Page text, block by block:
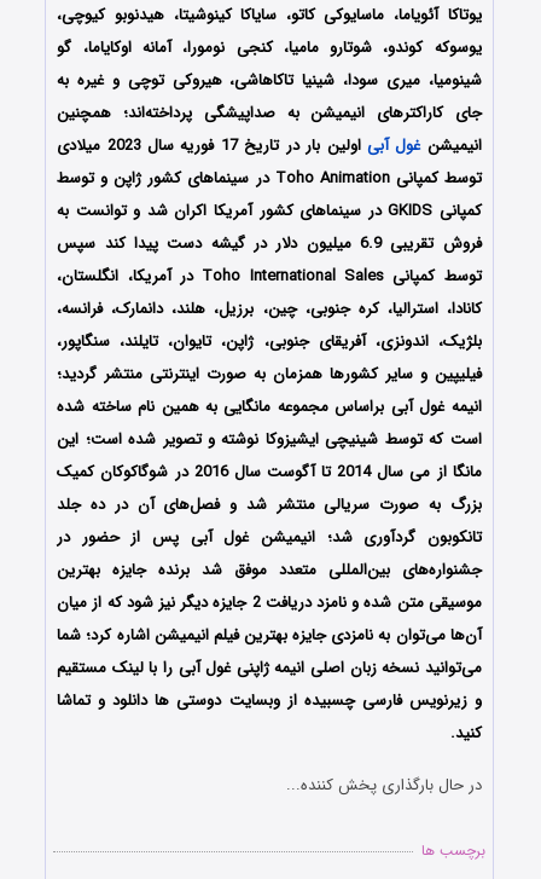
یوتاکا آئویاما، ماسایوکی کاتو، سایاکا کینوشیتا، هیدنوبو کیوچی،
یوسوکه کوندو، شوتارو مامیا، کنجی نومورا، آمانه اوکایاما، گو
شینومیا، میری سودا، شینیا تاکاهاشی، هیروکی توچی و غیره به
جای کاراکترهای انیمیشن به صداپیشگی پرداخته‌‌اند؛ همچنین
انیمیشنغول آبی
اولین بار در تاریخ 17 فوریه سال 2023 میلادی
توسط کمپانی Toho Animation در سینماهای کشور ژاپن و توسط
کمپانی GKIDS در سینماهای کشور آمریکا اکران شد و توانست به
فروش تقریبی 6.9 میلیون دلار در گیشه دست پیدا کند سپس
توسط کمپانی Toho International Sales در آمریکا، انگلستان،
کانادا، استرالیا، کره جنوبی، چین، برزیل، هلند، دانمارک، فرانسه،
بلژیک، اندونزی، آفریقای جنوبی، ژاپن، تایوان، تایلند، سنگاپور،
فیلیپین و سایر کشورها همزمان به صورت اینترنتی منتشر گردید؛
انیمه غول آبی براساس مجموعه مانگایی به همین نام ساخته شده‌
است که توسط شینیچی ایشیزوکا نوشته و تصویر شده است؛ این
مانگا از می سال 2014 تا آگوست سال 2016 در شوگاکوکان کمیک
بزرگ به صورت سریالی منتشر شد و فصل‌های آن در ده جلد
تانکوبون گردآوری شد؛ انیمیشن غول آبی پس از حضور در
جشنواره‌های بین‌المللی متعدد موفق شد برنده جایزه بهترین
موسیقی متن شده و نامزد دریافت 2 جایزه دیگر نیز شود که از میان
آن‌ها می‌توان به نامزدی جایزه بهترین فیلم انیمیشن اشاره کرد؛ شما
می‌توانید نسخه زبان اصلی انیمه ژاپنی غول آبی را با لینک مستقیم
و زیرنویس فارسی چسبیده از وبسایت دوستی ها دانلود و تماشا
کنید.
در حال بارگذاری پخش کننده...
برچسب ها